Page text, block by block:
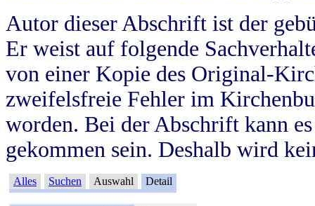
Autor dieser Abschrift ist der
Er weist auf folgende
von einer Kopie des Original-
zweifelsfreie Fehler im
worden. Bei der Abschrift kann
gekommen sein. Deshalb wird
Alles Suchen Auswahl Detail